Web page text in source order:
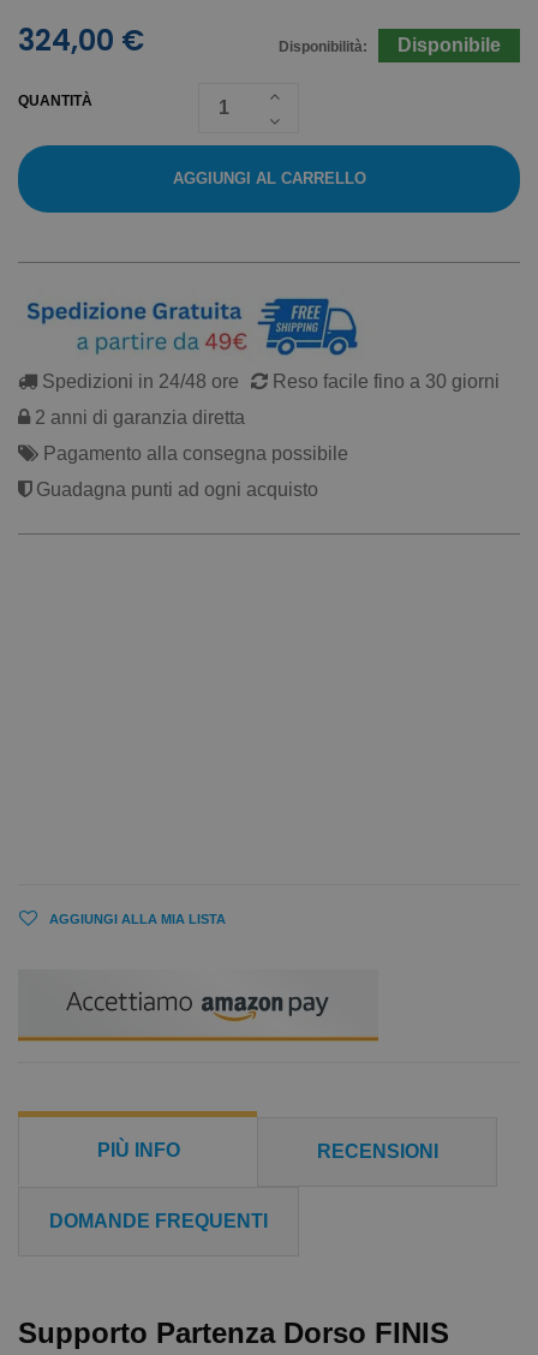
Disponibilità: Disponibile
324,00 €
QUANTITÀ
AGGIUNGI AL CARRELLO
Spedizioni in 24/48 ore
Reso facile fino a 30 giorni
2 anni di garanzia diretta
Pagamento alla consegna possibile
Guadagna punti ad ogni acquisto
AGGIUNGI ALLA MIA LISTA
PIÙ INFO RECENSIONI
DOMANDE FREQUENTI
Supporto Partenza Dorso FINIS